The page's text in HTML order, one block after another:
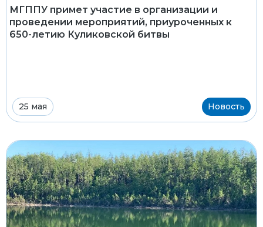
МГППУ примет участие в организации и
проведении мероприятий, приуроченных к
650-летию Куликовской битвы
25 мая Новость